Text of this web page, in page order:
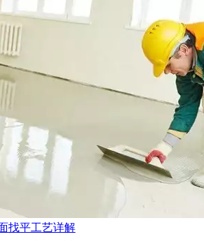
找平工艺详解